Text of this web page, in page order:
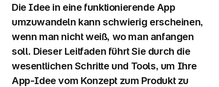
Die Idee in eine funktionierende App
umzuwandeln kann schwierig erscheinen,
wenn man nicht weiß, wo man anfangen
soll. Dieser Leitfaden führt Sie durch die
wesentlichen Schritte und Tools, um Ihre
App-Idee vom Konzept zum Produkt zu